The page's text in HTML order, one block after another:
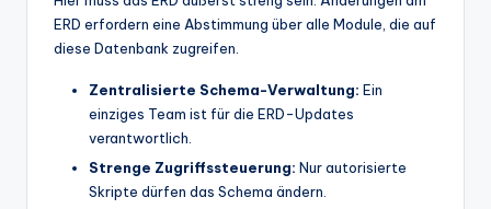
ERD erfordern eine Abstimmung über alle Module, die auf
diese Datenbank zugreifen.
Zentralisierte Schema-Verwaltung: Ein
einziges Team ist für die ERD-Updates
verantwortlich.
Strenge Zugriffssteuerung: Nur autorisierte
Skripte dürfen das Schema ändern.